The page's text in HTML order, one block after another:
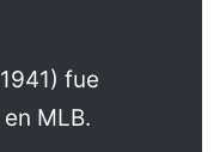
fue
MLB.